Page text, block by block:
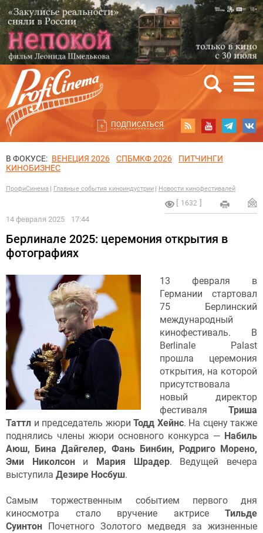
ПОДПИСАТЬСЯ
В ФОКУСЕ: ВЕНЕЦИЯ 2026 СПБМКФ 2026
ПИТЧИНГИ
КИНОБИЗНЕС
ПрофиСинема Главные события киноиндустрии Новости кинофестивалей
1632
14 февраля 2025 17:44
Берлинале 2025: церемония открытия в
фотографиях
13 февраля в
Германии стартовал
75 Берлинский
международный
кинофестиваль. В
Berlinale Palast
прошла церемония
открытия, на которой
присутствовала
новый директор
фестиваля Триша
Таттл и председатель жюри Тодд Хейнс. На сцену также
поднялись члены жюри основного конкурса — Набиль
Аюш, Бина Дайгелер, Фань Бинбин, Родриго Морено,
Эми Николсони Мария Шрадер. Ведущей вечера
выступила Дезире Носбуш.
Самым торжественным событием первого дня
киносмотра стало вручение актрисе Тильде
Суинтон
Почетного Золотого медведя за жизненные